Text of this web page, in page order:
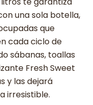
una sola botella,
que
cada ciclo de
sábanas, toallas
Fresh Sweet
y las dejará
irresistible.